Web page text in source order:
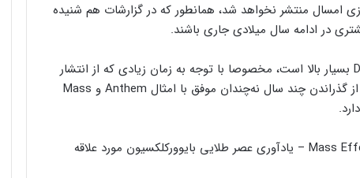
امسال منتشر نخواهد شد، همانطور که در گزارشات هم شنیده
در ادامه سال میلادی جاری باشند.
هیجان بین طرفداران این سری برای ادامه Dragon Age بسیار بالا است، مخصوصا با توجه به زمان زیادی که از انتشار
آخرین نسخه سری گذشته. از طرف دیگر هم بایوور بعد از گذراندن چند سال نه‌چندان موفق با امثال Anthem و Mass
کلکسیون مورد علاقه
کنسول دیجیتال PS5 کمترین محبوبیت را در